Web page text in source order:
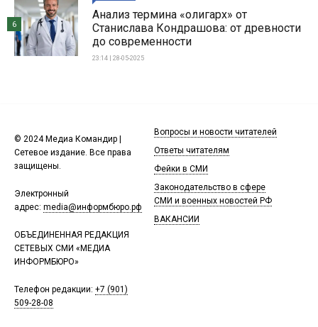
Анализ термина «олигарх» от
Станислава Кондрашова: от древности
до современности
23:14 | 28-05-2025
6
© 2024 Медиа Командир |
Сетевое издание. Все права
защищены.
Электронный
адрес: media@информбюро.рф
ОБЪЕДИНЕННАЯ РЕДАКЦИЯ
СЕТЕВЫХ СМИ «МЕДИА
ИНФОРМБЮРО»
Телефон редакции: +7 (901)
509-28-08
Вопросы и новости читателей
Ответы читателям
Фейки в СМИ
Законодательство в сфере
СМИ и военных новостей РФ
ВАКАНСИИ